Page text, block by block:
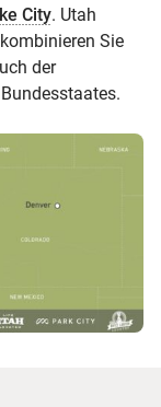
City. Utah
Sie
der